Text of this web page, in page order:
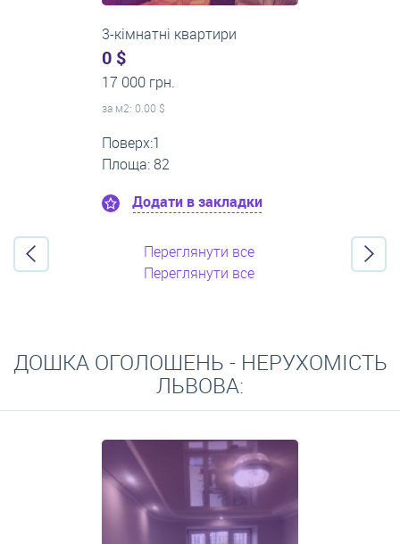
3-кімнатні квартири
600 $
0 грн.
за м2: 7.23 $
Поверх:4
Площа: 83
Додати в закладки
Переглянути все
Переглянути все
ДОШКА ОГОЛОШЕНЬ - НЕРУХОМІСТЬ
ЛЬВОВА: